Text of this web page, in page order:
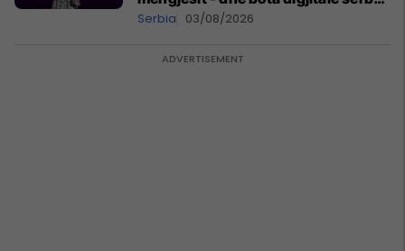
shpall gjendjen e luftës
Serbia 03/08/2026